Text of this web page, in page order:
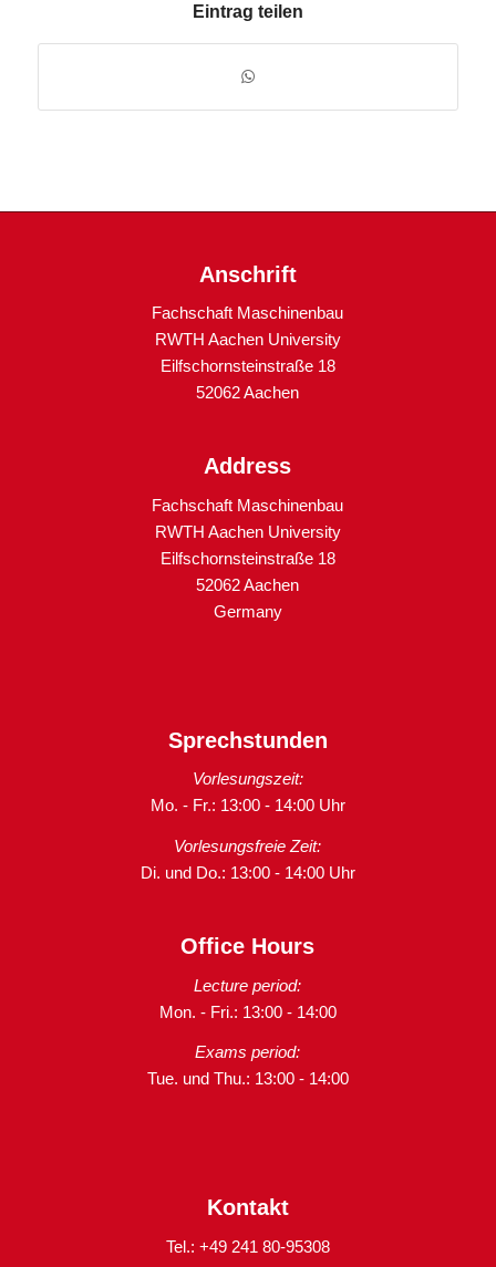
Eintrag teilen
Anschrift
Fachschaft Maschinenbau
RWTH Aachen University
Eilfschornsteinstraße 18
52062 Aachen
Address
Fachschaft Maschinenbau
RWTH Aachen University
Eilfschornsteinstraße 18
52062 Aachen
Germany
Sprechstunden
Vorlesungszeit:
Mo. - Fr.: 13:00 - 14:00 Uhr
Vorlesungsfreie Zeit:
Di. und Do.: 13:00 - 14:00 Uhr
Office Hours
Lecture period:
Mon. - Fri.: 13:00 - 14:00
Exams period:
Tue. und Thu.: 13:00 - 14:00
Kontakt
Tel.: +49 241 80-95308